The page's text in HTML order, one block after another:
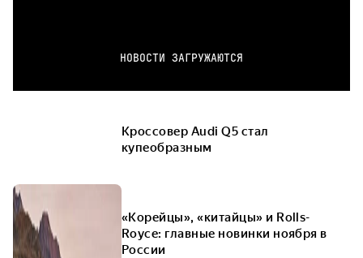
НОВОСТИ ЗАГРУЖАЮТСЯ
Кроссовер Audi Q5 стал
купеобразным
«Корейцы», «китайцы» и Rolls-
Royce: главные новинки ноября в
России